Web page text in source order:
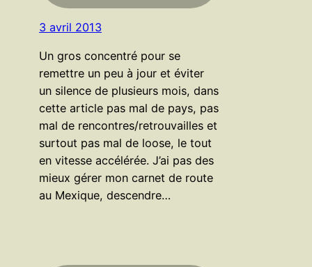
3 avril 2013
Un gros concentré pour se
remettre un peu à jour et éviter
un silence de plusieurs mois, dans
cette article pas mal de pays, pas
mal de rencontres/retrouvailles et
surtout pas mal de loose, le tout
en vitesse accélérée. J’ai pas des
mieux gérer mon carnet de route
au Mexique, descendre…